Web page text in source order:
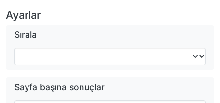
Ayarlar
Sırala
Sayfa başına sonuçlar